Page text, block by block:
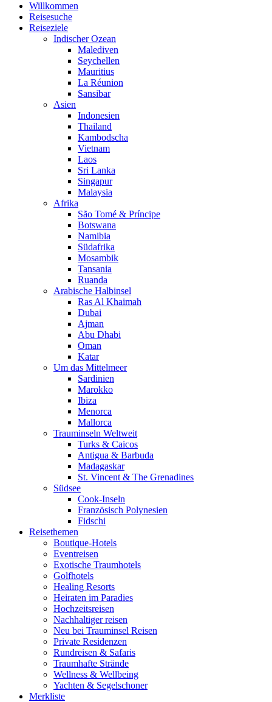
Willkommen
Reisesuche
Reiseziele
Indischer Ozean
Malediven
Seychellen
Mauritius
La Réunion
Sansibar
Asien
Indonesien
Thailand
Kambodscha
Vietnam
Laos
Sri Lanka
Singapur
Malaysia
Afrika
São Tomé & Príncipe
Botswana
Namibia
Südafrika
Mosambik
Tansania
Ruanda
Arabische Halbinsel
Ras Al Khaimah
Dubai
Ajman
Abu Dhabi
Oman
Katar
Um das Mittelmeer
Sardinien
Marokko
Ibiza
Menorca
Mallorca
Trauminseln Weltweit
Turks & Caicos
Antigua & Barbuda
Madagaskar
St. Vincent & The Grenadines
Südsee
Cook-Inseln
Französisch Polynesien
Fidschi
Reisethemen
Boutique-Hotels
Eventreisen
Exotische Traumhotels
Golfhotels
Healing Resorts
Heiraten im Paradies
Hochzeitsreisen
Nachhaltiger reisen
Neu bei Trauminsel Reisen
Private Residenzen
Rundreisen & Safaris
Traumhafte Strände
Wellness & Wellbeing
Yachten & Segelschoner
Merkliste